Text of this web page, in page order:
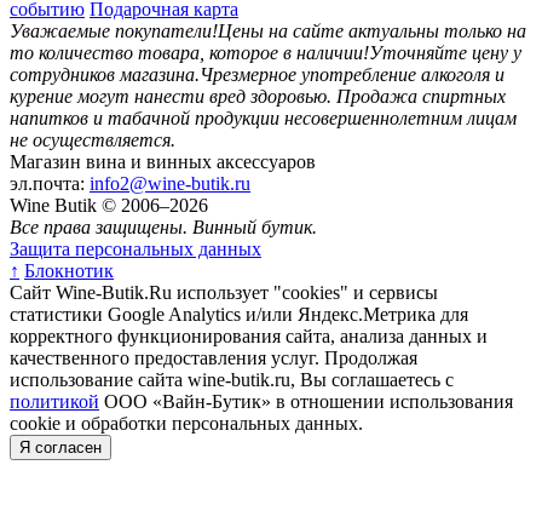
событию Подарочная карта
Уважаемые покупатели!Цены на сайте актуальны только на
то количество товара, которое в наличии!Уточняйте цену у
сотрудников магазина.Чрезмерное употребление алкоголя и
курение могут нанести вред здоровью. Продажа спиртных
напитков и табачной продукции несовершеннолетним лицам
не осуществляется.
Магазин вина и винных аксессуаров
эл.почта: info2@wine-butik.ru
Wine Butik © 2006–2026
Все права защищены. Винный бутик.
Защита персональных данных
↑ Блокнотик
Сайт Wine-Butik.Ru использует "cookies" и сервисы
статистики Google Analytics и/или Яндекс.Метрика для
корректного функционирования сайта, анализа данных и
качественного предоставления услуг. Продолжая
использование сайта wine-butik.ru, Вы соглашаетесь с
политикой ООО «Вайн-Бутик» в отношении использования
cookie и обработки персональных данных.
Я согласен